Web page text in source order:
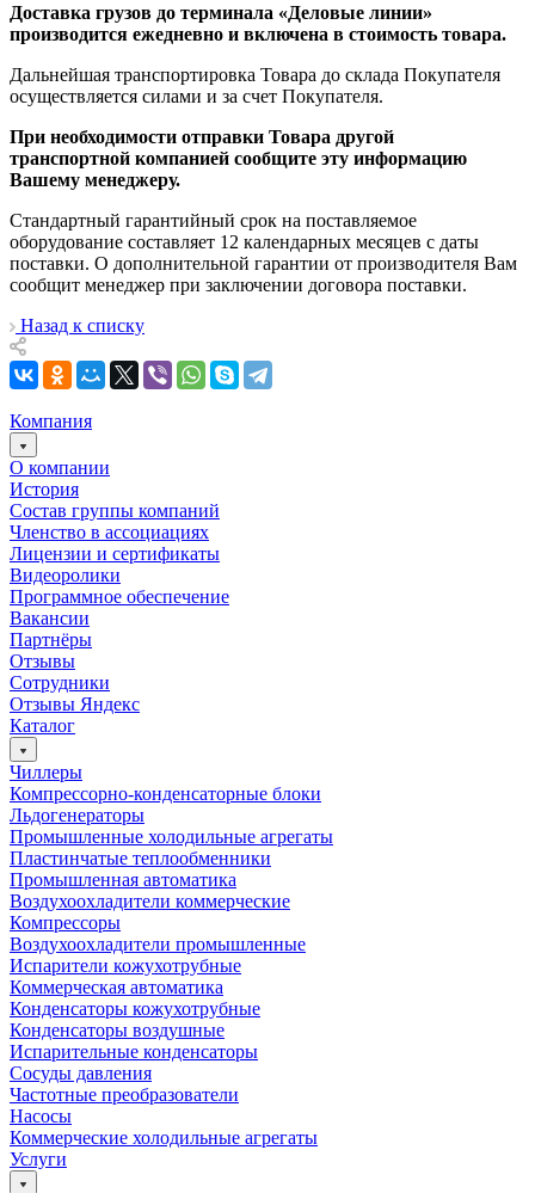
Доставка грузов до терминала «Деловые линии»
производится ежедневно и включена в стоимость товара.
Дальнейшая транспортировка Товара до склада Покупателя
осуществляется силами и за счет Покупателя.
При необходимости отправки Товара другой
транспортной компанией сообщите эту информацию
Вашему менеджеру.
Стандартный гарантийный срок на поставляемое
оборудование составляет 12 календарных месяцев с даты
поставки. О дополнительной гарантии от производителя Вам
сообщит менеджер при заключении договора поставки.
Назад к списку
Компания
О компании
История
Состав группы компаний
Членство в ассоциациях
Лицензии и сертификаты
Видеоролики
Программное обеспечение
Вакансии
Партнёры
Отзывы
Сотрудники
Отзывы Яндекс
Каталог
Чиллеры
Компрессорно-конденсаторные блоки
Льдогенераторы
Промышленные холодильные агрегаты
Пластинчатые теплообменники
Промышленная автоматика
Воздухоохладители коммерческие
Компрессоры
Воздухоохладители промышленные
Испарители кожухотрубные
Коммерческая автоматика
Конденсаторы кожухотрубные
Конденсаторы воздушные
Испарительные конденсаторы
Сосуды давления
Частотные преобразователи
Насосы
Коммерческие холодильные агрегаты
Услуги